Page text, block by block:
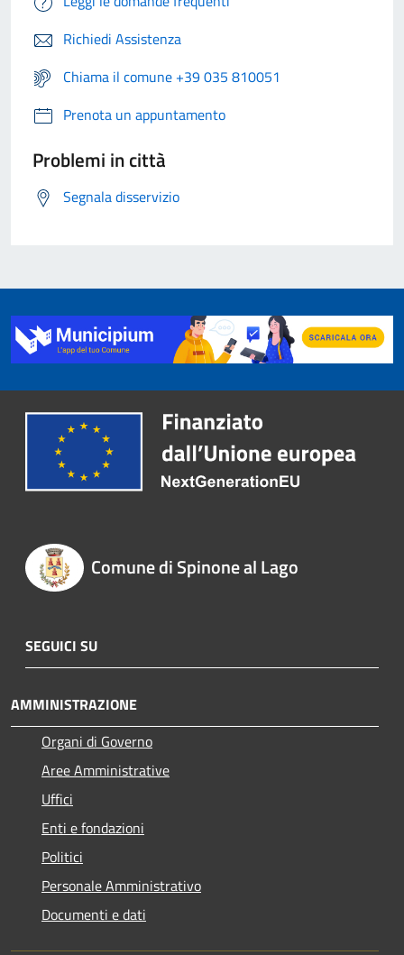
Richiedi Assistenza
Chiama il comune +39 035 810051
Prenota un appuntamento
Problemi in città
Segnala disservizio
Comune di Spinone al Lago
SEGUICI SU
AMMINISTRAZIONE
Organi di Governo
Aree Amministrative
Uffici
Enti e fondazioni
Politici
Personale Amministrativo
Documenti e dati